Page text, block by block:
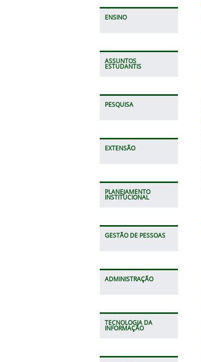
ENSINO
ASSUNTOS
ESTUDANTIS
PESQUISA
EXTENSÃO
PLANEJAMENTO
INSTITUCIONAL
GESTÃO DE PESSOAS
ADMINISTRAÇÃO
TECNOLOGIA DA
INFORMAÇÃO